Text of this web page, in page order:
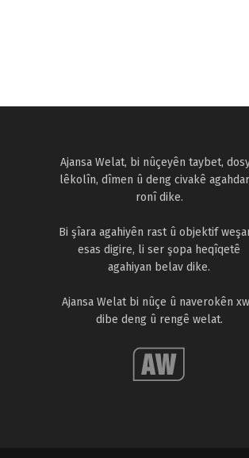
Ajansa Welat, bi nûçeyên taybet,
lêkolîn, dîmen û deng civakê
ronî dike.
Bi şîara agahiyên rast û objektif
esas digire, li ser şopa heqîqetê
agahiyan belav dike.
Ajansa Welat bi nûçe û naverokên
dibe deng û rengê welat.